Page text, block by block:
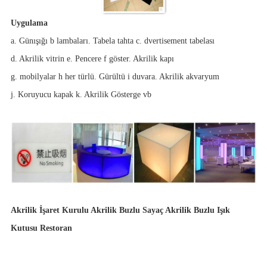
Uygulama
a. Günışığı b lambaları. Tabela tahta c. dvertisement tabelası
d. Akrilik vitrin e. Pencere f göster. Akrilik kapı
g. mobilyalar h her türlü. Gürültü i duvara. Akrilik akvaryum
j. Koruyucu kapak k. Akrilik Gösterge vb
Akrilik İşaret Kurulu Akrilik Buzlu Sayaç Akrilik Buzlu Işık
Kutusu Restoran